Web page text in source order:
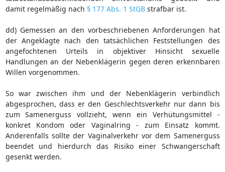
damit regelmäßig nach § 177 Abs. 1 StGBstrafbar ist.
dd) Gemessen an den vorbeschriebenen Anforderungen hat
der Angeklagte nach den tatsächlichen Feststellungen des
angefochtenen Urteils in objektiver Hinsicht sexuelle
Handlungen an der Nebenklägerin gegen deren erkennbaren
Willen vorgenommen.
So war zwischen ihm und der Nebenklägerin verbindlich
abgesprochen, dass er den Geschlechtsverkehr nur dann bis
zum Samenerguss vollzieht, wenn ein Verhütungsmittel -
konkret Kondom oder Vaginalring - zum Einsatz kommt.
Anderenfalls sollte der Vaginalverkehr vor dem Samenerguss
beendet und hierdurch das Risiko einer Schwangerschaft
gesenkt werden.